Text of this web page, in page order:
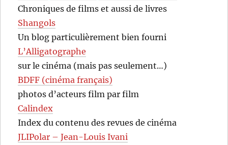
Chroniques de films et aussi de livres
Shangols
Un blog particulièrement bien fourni
L’Alligatographe
sur le cinéma (mais pas seulement…)
BDFF (cinéma français)
photos d’acteurs film par film
Calindex
Index du contenu des revues de cinéma
JLIPolar – Jean-Louis Ivani